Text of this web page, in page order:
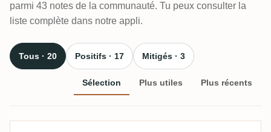
parmi 43 notes de la communauté. Tu peux consulter la
liste complète dans notre appli.
Tous · 20 Positifs · 17 Mitigés · 3
Sélection Plus utiles Plus récents